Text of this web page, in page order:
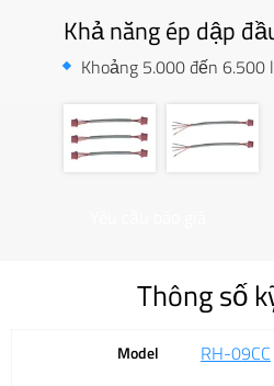
Khả năng ép dập
Khoảng 5.000 đến
Thông số
Model RH-09CC